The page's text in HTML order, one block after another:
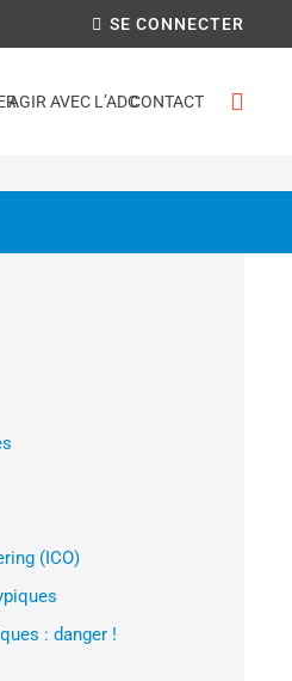
SE CONNECTER
AGIR AVEC L’ADCCONTACT
(ICO)
: danger !